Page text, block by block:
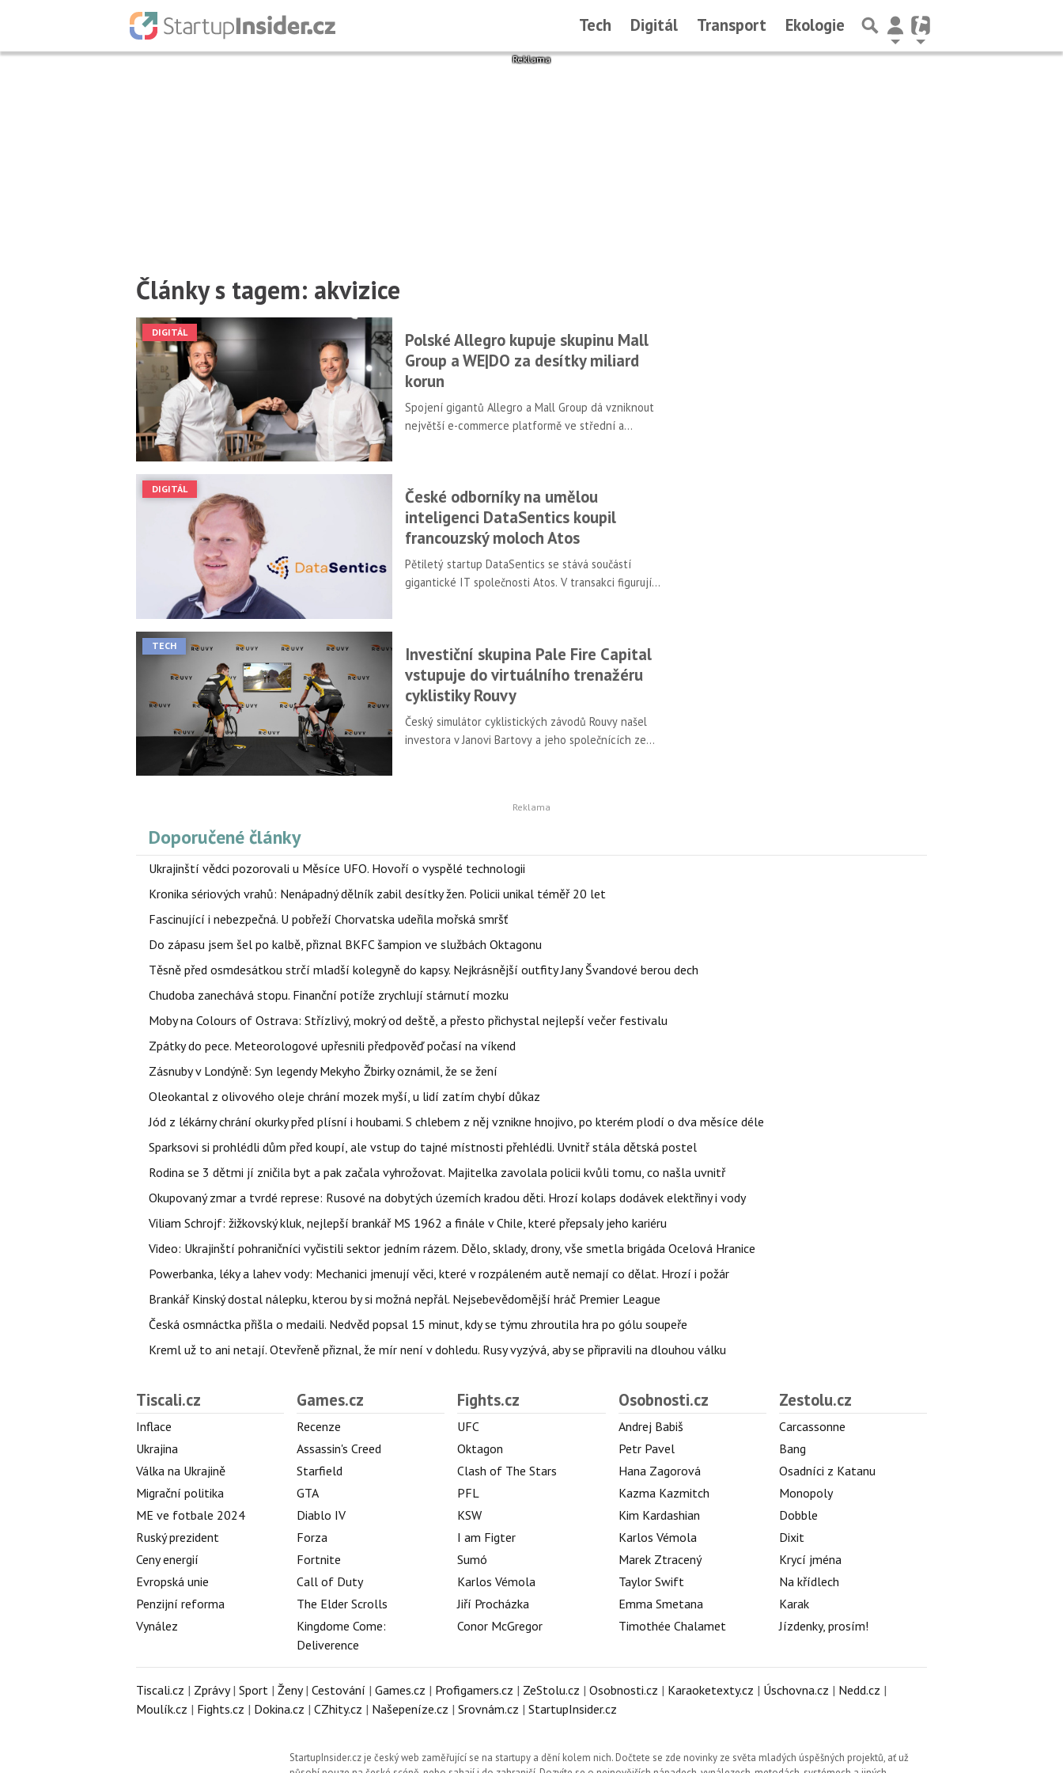
Tech Digitál Transport Ekologie
Články s tagem: akvizice
DIGITÁL
Polské Allegro kupuje skupinu Mall
Group a WE|DO za desítky miliard
korun
Spojení gigantů Allegro a Mall Group dá vzniknout
největší e-commerce platformě ve střední a
DIGITÁL
České odborníky na umělou
inteligenci DataSentics koupil
francouzský moloch Atos
Pětiletý startup DataSentics se stává součástí
gigantické IT společnosti Atos. V transakci figurují
TECH
Investiční skupina Pale Fire Capital
vstupuje do virtuálního trenažéru
cyklistiky Rouvy
Český simulátor cyklistických závodů Rouvy našel
investora v Janovi Bartovy a jeho společnících ze
Doporučené články
Ukrajinští vědci pozorovali u Měsíce UFO. Hovoří o vyspělé technologii
Kronika sériových vrahů: Nenápadný dělník zabil desítky žen. Policii unikal téměř 20 let
Fascinující i nebezpečná. U pobřeží Chorvatska udeřila mořská smršť
Do zápasu jsem šel po kalbě, přiznal BKFC šampion ve službách Oktagonu
Těsně před osmdesátkou strčí mladší kolegyně do kapsy. Nejkrásnější outfity Jany Švandové berou dech
Chudoba zanechává stopu. Finanční potíže zrychlují stárnutí mozku
Moby na Colours of Ostrava: Střízlivý, mokrý od deště, a přesto přichystal nejlepší večer festivalu
Zpátky do pece. Meteorologové upřesnili předpověď počasí na víkend
Zásnuby v Londýně: Syn legendy Mekyho Žbirky oznámil, že se žení
Oleokantal z olivového oleje chrání mozek myší, u lidí zatím chybí důkaz
Jód z lékárny chrání okurky před plísní i houbami. S chlebem z něj vznikne hnojivo, po kterém plodí o dva měsíce déle
Sparksovi si prohlédli dům před koupí, ale vstup do tajné místnosti přehlédli. Uvnitř stála dětská postel
Rodina se 3 dětmi jí zničila byt a pak začala vyhrožovat. Majitelka zavolala policii kvůli tomu, co našla uvnitř
Okupovaný zmar a tvrdé represe: Rusové na dobytých územích kradou děti. Hrozí kolaps dodávek elektřiny i vody
Viliam Schrojf: žižkovský kluk, nejlepší brankář MS 1962 a finále v Chile, které přepsaly jeho kariéru
Video: Ukrajinští pohraničníci vyčistili sektor jedním rázem. Dělo, sklady, drony, vše smetla brigáda Ocelová Hranice
Powerbanka, léky a lahev vody: Mechanici jmenují věci, které v rozpáleném autě nemají co dělat. Hrozí i požár
Brankář Kinský dostal nálepku, kterou by si možná nepřál. Nejsebevědomější hráč Premier League
Česká osmnáctka přišla o medaili. Nedvěd popsal 15 minut, kdy se týmu zhroutila hra po gólu soupeře
Kreml už to ani netají. Otevřeně přiznal, že mír není v dohledu. Rusy vyzývá, aby se připravili na dlouhou válku
Tiscali.cz
Inflace
Ukrajina
Válka na Ukrajině
Migrační politika
ME ve fotbale 2024
Ruský prezident
Ceny energií
Evropská unie
Penzijní reforma
Vynález
Games.cz
Recenze
Assassin's Creed
Starfield
GTA
Diablo IV
Forza
Fortnite
Call of Duty
The Elder Scrolls
Kingdome Come:
Deliverence
Fights.cz
UFC
Oktagon
Clash of The Stars
PFL
KSW
I am Figter
Sumó
Karlos Vémola
Jiří Procházka
Conor McGregor
Osobnosti.cz
Andrej Babiš
Petr Pavel
Hana Zagorová
Kazma Kazmitch
Kim Kardashian
Karlos Vémola
Marek Ztracený
Taylor Swift
Emma Smetana
Timothée Chalamet
Zestolu.cz
Carcassonne
Bang
Osadníci z Katanu
Monopoly
Dobble
Dixit
Krycí jména
Na křídlech
Karak
Jízdenky, prosím!
Tiscali.cz | Zprávy| Sport | Ženy| Cestování | Games.cz | Profigamers.cz | ZeStolu.cz | Osobnosti.cz | Karaoketexty.cz | Úschovna.cz | Nedd.cz |
Moulík.cz | Fights.cz | Dokina.cz | CZhity.cz | Našepeníze.cz | Srovnám.cz | StartupInsider.cz
StartupInsider.czje český web zaměřující se na startupy a dění kolem nich. Dočtete se zde novinky ze světa mladých úspěšných projektů, ať už